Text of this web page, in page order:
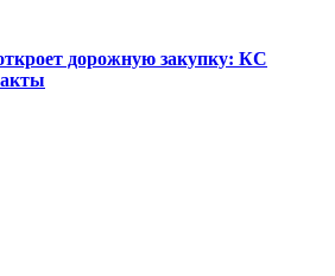
дорожную закупку: КС